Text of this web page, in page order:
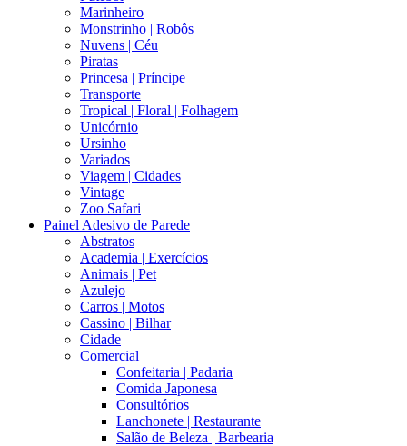
Marinheiro
Monstrinho | Robôs
Nuvens | Céu
Piratas
Princesa | Príncipe
Transporte
Tropical | Floral | Folhagem
Unicórnio
Ursinho
Variados
Viagem | Cidades
Vintage
Zoo Safari
Painel Adesivo de Parede
Abstratos
Academia | Exercícios
Animais | Pet
Azulejo
Carros | Motos
Cassino | Bilhar
Cidade
Comercial
Confeitaria | Padaria
Comida Japonesa
Consultórios
Lanchonete | Restaurante
Salão de Beleza | Barbearia